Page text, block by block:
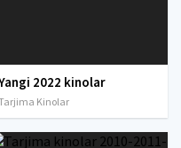
2022 kinolar
Kinolar